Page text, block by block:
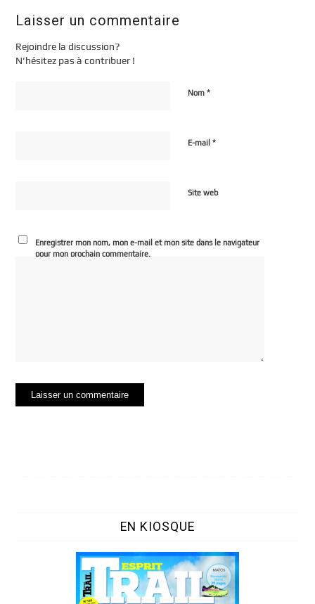
Laisser un commentaire
Rejoindre la discussion?
N’hésitez pas à contribuer !
Nom*
E-mail*
Site web
Enregistrer mon nom, mon e-mail et mon site dans le navigateur
pour mon prochain commentaire.
EN KIOSQUE